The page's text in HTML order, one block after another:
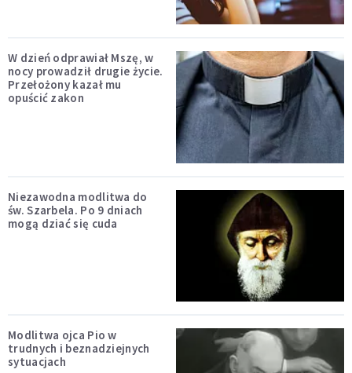
W dzień odprawiał Mszę, w
nocy prowadził drugie życie.
Przełożony kazał mu
opuścić zakon
Niezawodna modlitwa do
św. Szarbela. Po 9 dniach
mogą dziać się cuda
Modlitwa ojca Pio w
trudnych i beznadziejnych
sytuacjach